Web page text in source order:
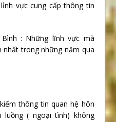
vực cung cấp thông tin
: Những lĩnh vực mà
nhất trong những năm qua
thông tin quan hệ hôn
luồng ( ngoại tình) không